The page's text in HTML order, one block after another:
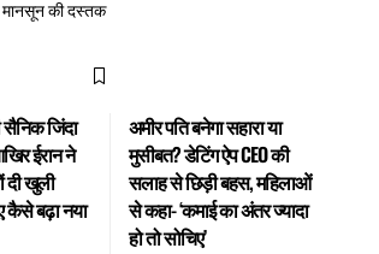
मानसून की दस्तक
सैनिक जिंदा
ईरान ने
दी खुली
कैसे बढ़ा नया
अमीर पति बनेगा सहारा या
मुसीबत? डेटिंग ऐप CEO की
सलाह से छिड़ी बहस, महिलाओं
से कहा- ‘कमाई का अंतर ज्यादा
हो तो सोचिए’